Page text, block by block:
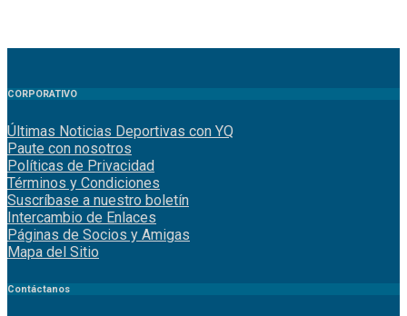
CORPORATIVO
Últimas Noticias Deportivas con YQ
Paute con nosotros
Políticas de Privacidad
Términos y Condiciones
Suscríbase a nuestro boletín
Intercambio de Enlaces
Páginas de Socios y Amigas
Mapa del Sitio
Contáctanos